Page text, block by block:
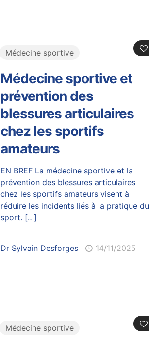
Médecine sportive
Médecine sportive et
prévention des
blessures articulaires
chez les sportifs
amateurs
EN BREF La médecine sportive et la
prévention des blessures articulaires
chez les sportifs amateurs visent à
réduire les incidents liés à la pratique du
sport. […]
Dr Sylvain Desforges 14/11/2025
Médecine sportive